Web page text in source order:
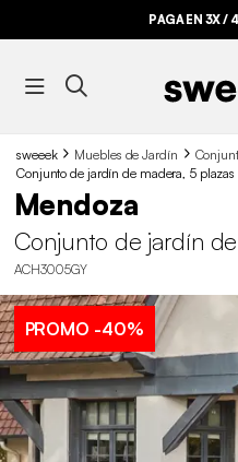
PAGA EN 3X /
sweeek Muebles de Jardín
Conjunto de jardín de madera, 5 plazas
Mendoza
Conjunto de jardín
ACH3005GY
PROMO -40%